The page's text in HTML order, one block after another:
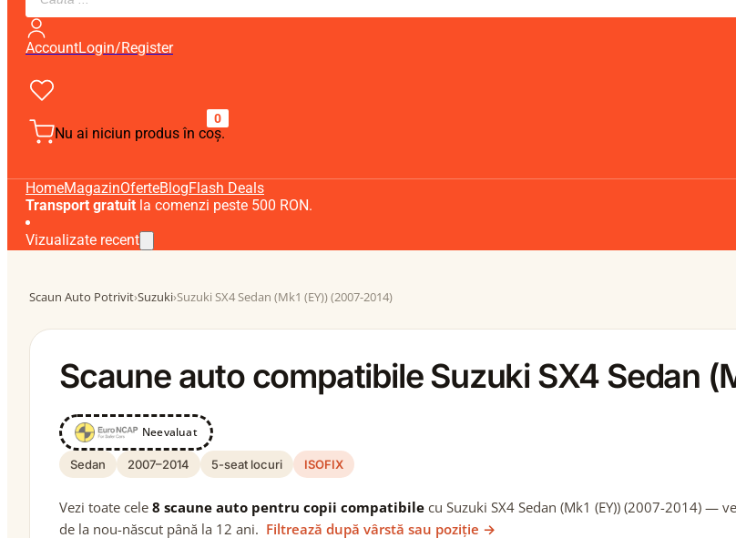
AccountLogin/Register
0
Nu ai niciun produs în coș.
HomeMagazinOferteBlogFlash Deals
Transport gratuit la comenzi peste 500 RON.
Vizualizate recent
Scaun Auto Potrivit›Suzuki›Suzuki SX4 Sedan (Mk1 (EY)) (2007-2014)
Scaune auto compatibile Suzuki SX4 Sedan
Neevaluat
Sedan 2007–2014 5-seat locuri ISOFIX
Vezi toate cele 8 scaune auto pentru copii compatibile cu Suzuki SX4 Sedan (Mk1 (EY)) (2007-2014) —
de la nou-născut până la 12 ani. Filtrează după vârstă sau poziție →